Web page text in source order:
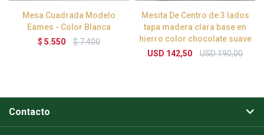
Mesa Cuadrada Modelo
Eames - Color Blanca
$ 5.550 $7.400
Mesita De Centro de 3 lados
tapa madera clara base en
hierro color chocolate suave
USD 142,50 USD190,00
Contacto